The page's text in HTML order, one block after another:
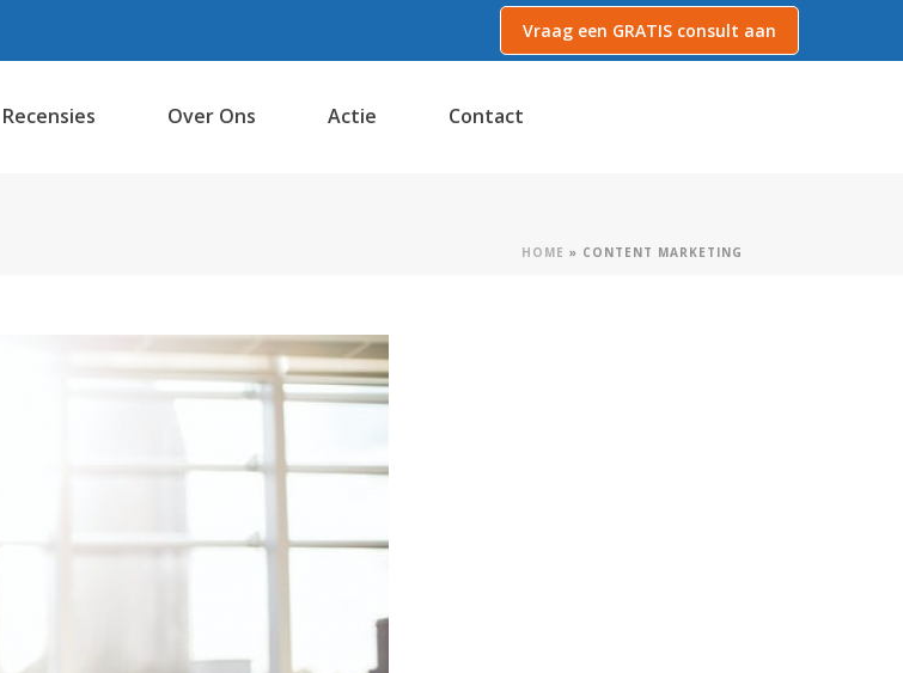
Vraag een GRATIS consult aan
Recensies Over Ons Actie Contact
HOME » CONTENT MARKETING